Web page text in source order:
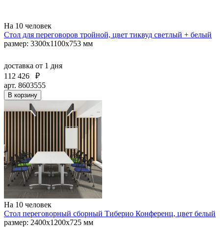
На 10 человек
Стол для переговоров тройной, цвет тиквуд светлый + белый
размер: 3300х1100х753 мм
доставка от 1 дня
112 426
₽
арт. 8603555
В корзину
На 10 человек
Стол переговорный сборный Тиберио Конференц, цвет белый
размер: 2400х1200х725 мм